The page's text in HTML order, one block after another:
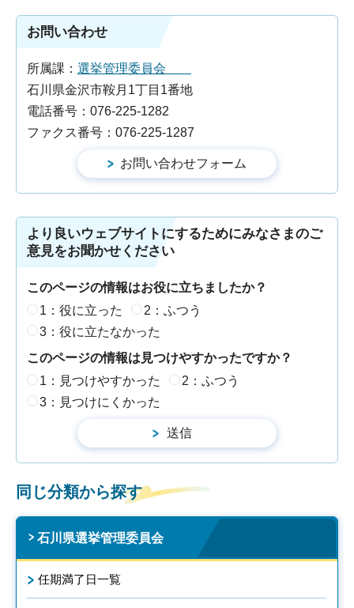
お問い合わせ
所属課： 選挙管理委員会
石川県金沢市鞍月1丁目1番地
電話番号：076-225-1282
ファクス番号：076-225-1287
より良いウェブサイトにするためにみなさまのご
意見をお聞かせください
このページの情報はお役に立ちましたか？
1：役に立った
2：ふつう
3：役に立たなかった
このページの情報は見つけやすかったですか？
1：見つけやすかった
2：ふつう
3：見つけにくかった
同じ分類から探す
石川県選挙管理委員会
任期満了日一覧